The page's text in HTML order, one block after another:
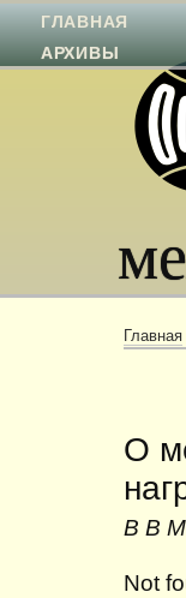
ГЛАВНАЯ
АРХИВЫ
Главная
О
В В
Not